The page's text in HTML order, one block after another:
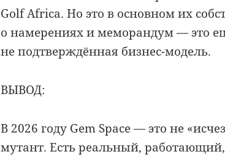
Golf Africa. Но это в основном их
о намерениях и меморандум — это
не подтверждённая бизнес-модель.
ВЫВОД:
В 2026 году Gem Space — это не
мутант. Есть реальный,